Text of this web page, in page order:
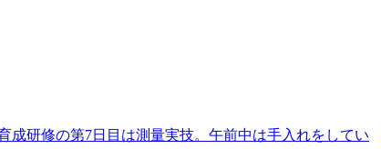
成研修の第7日目は測量実技。午前中は手入れをしてい